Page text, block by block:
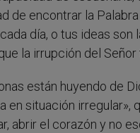
de encontrar la
día, o tus ideas son
la irrupción del Señor
están huyendo de
en situación irregular»,
abrir el corazón y no